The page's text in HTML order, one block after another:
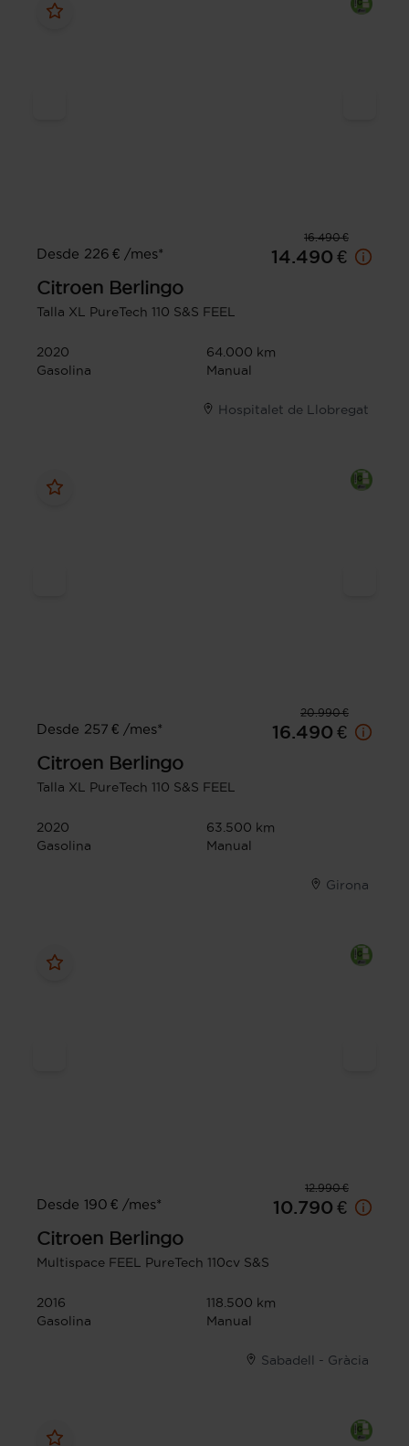
16.490 €
Desde 226 € /mes*
14.490 €
Citroen Berlingo
Talla XL PureTech 110 S&S FEEL
2020
64.000 km
Gasolina
Manual
Hospitalet de Llobregat
20.990 €
Desde 257 € /mes*
16.490 €
Citroen Berlingo
Talla XL PureTech 110 S&S FEEL
2020
63.500 km
Gasolina
Manual
Girona
12.990 €
Desde 190 € /mes*
10.790 €
Citroen Berlingo
Multispace FEEL PureTech 110cv S&S
2016
118.500 km
Gasolina
Manual
Sabadell - Gràcia